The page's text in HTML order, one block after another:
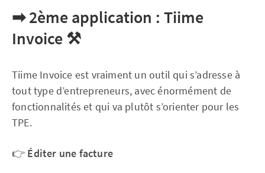
➡2ème application : Tiime
Invoice⚒
Tiime Invoice est vraiment un outil qui s’adresse à
tout type d’entrepreneurs, avec énormément de
fonctionnalités et qui va plutôt s’orienter pour les
TPE.
👉 Éditer une facture